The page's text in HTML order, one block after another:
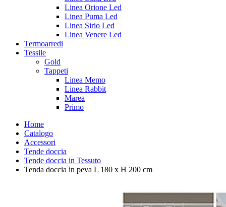
Linea Orione Led
Linea Puma Led
Linea Sirio Led
Linea Venere Led
Termoarredi
Tessile
Gold
Tappeti
Linea Memo
Linea Rabbit
Marea
Primo
Home
Catalogo
Accessori
Tende doccia
Tende doccia in Tessuto
Tenda doccia in peva L 180 x H 200 cm